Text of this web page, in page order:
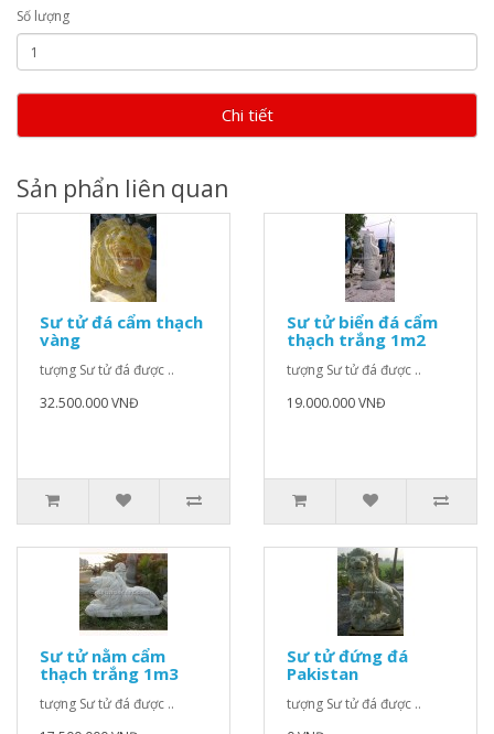
Số lượng
Chi tiết
Sản phẩn liên quan
Sư tử đá cẩm thạch
vàng
tượng Sư tử đá được ..
32.500.000 VNĐ
Sư tử biển đá cẩm
thạch trắng 1m2
tượng Sư tử đá được ..
19.000.000 VNĐ
Sư tử nằm cẩm
thạch trắng 1m3
tượng Sư tử đá được ..
Sư tử đứng đá
Pakistan
tượng Sư tử đá được ..